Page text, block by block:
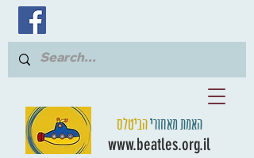
האמת מאחוריהביטלס
www.beatles.org.il